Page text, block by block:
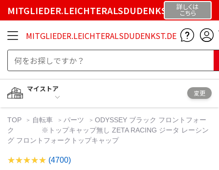
MITGLIEDER.LEICHTERALSDUDENKST.DE詳しくは
こちら
MITGLIEDER.LEICHTERALSDUDENKST.DE
マイストア
変更
TOP 自転車 パーツ
ODYSSEY ブラック フロントフォー
ク ※トップキャップ無し ZETA RACING ジータ レーシン
グ フロントフォークトップキャップ
(4700)